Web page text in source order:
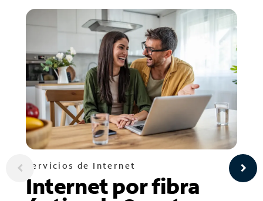
Servicios de Internet
Internet por fibra